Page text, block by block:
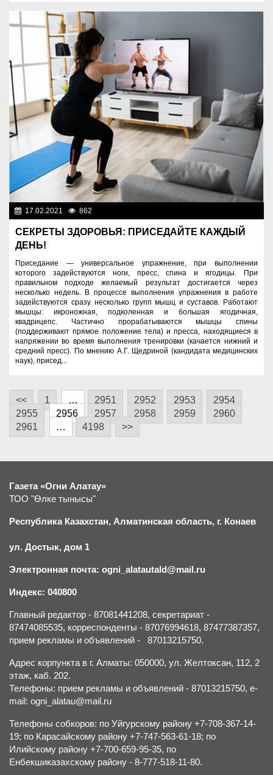
17.02.2021 862
СЕКРЕТЫ ЗДОРОВЬЯ: ПРИСЕДАЙТЕ КАЖДЫЙ
ДЕНЬ!
Приседание — универсальное упражнение, при выполнении
которого задействуются ноги, пресс, спина и ягодицы. При
правильном подходе желаемый результат достигается через
несколько недель. В процессе выполнения упражнения в работе
задействуются сразу несколько групп мышц и суставов. Работают
мышцы: икроножная, подколенная и большая ягодичная,
квадрицепс. Частично прорабатываются мышцы спины
(поддерживают прямое положение тела) и пресса, находящиеся в
напряжении во время выполнения тренировки (качается нижний и
средний пресс). По мнению А.Г. Щедриной (кандидата медицинских
наук), присед...
<< 1 … 2951 2952 2953
2954
2955
2956 2957 2958 2959
2960
2961
… 4198 >>
Газета «Огни Алатау»
ТОО "Өлке тынысы"
Республика Казахстан, Алматинская область, г. Конаев
ул. Достык, дом 1
Электронная почта: ogni_alatautald@mail.ru
Индекс: 040800
Главный редактор - 87081441208, секретариат -
87474085535, корреспонденты - 87076994618, 87477387357,
прием рекламы и объявлений - 87013215750.
Адрес корпункта в г. Алматы: 050000, ул. Желтоксан, 112, 2
этаж, каб. 202.
Телефоны: прием рекламы и объявлений - 87013215750, e-
mail: ogni_alatau@mail.ru
Телефоны собкоров: по Уйгурскому району +7-708-367-14-
19; по Карасайскому району +7-747-563-61-18; по
Илийскому району +7-700-659-95-35, по
Енбекшиказахскому району - 8-777-518-11-80.